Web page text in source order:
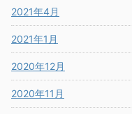
2021年4月
2021年1月
2020年12月
2020年11月